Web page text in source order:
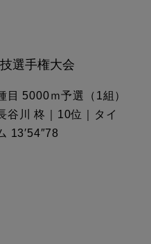
選手権大会
目 5000ｍ予選（1組）
谷川 柊｜10位｜タイ
13′54″78